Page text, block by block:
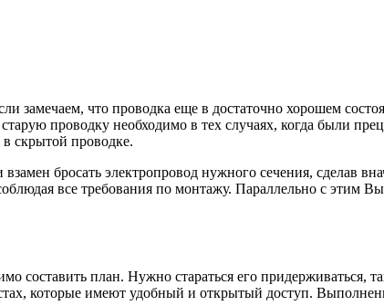
замечаем, что проводка еще в достаточно хорошем
проводку необходимо в тех случаях, когда были
в скрытой проводке.
бросать электропровод нужного сечения, сделав
все требования по монтажу. Параллельно с этим
составить план. Нужно стараться его придерживаться,
которые имеют удобный и открытый доступ.